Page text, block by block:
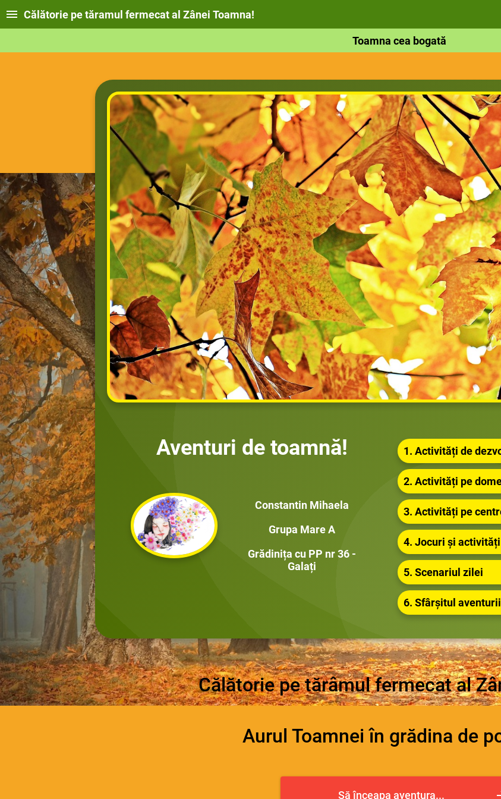
Călătorie pe tăramul fermecat al Zânei Toamna!
Toamna cea bogată
Aventuri de toamnă!
Constantin Mihaela
Grupa Mare A
Grădinița cu PP nr 36 -
Galați
1. Activități de
2. Activități pe
3. Activități pe
4. Jocuri și
5. Scenariul zilei
6. Sfârșitul
Călătorie pe tărâmul fermecat al
Aurul Toamnei în grădina de
Să înceapa aventura...